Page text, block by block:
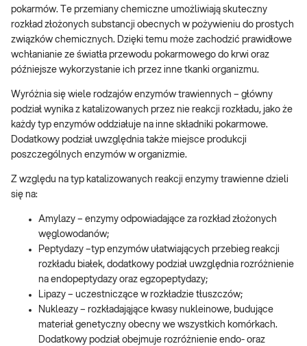
pokarmów. Te przemiany chemiczne umożliwiają skuteczny
rozkład złożonych substancji obecnych w pożywieniu do prostych
związków chemicznych. Dzięki temu może zachodzić prawidłowe
wchłanianie ze światła przewodu pokarmowego do krwi oraz
późniejsze wykorzystanie ich przez inne tkanki organizmu.
Wyróżnia się wiele rodzajów enzymów trawiennych – główny
podział wynika z katalizowanych przez nie reakcji rozkładu, jako że
każdy typ enzymów oddziałuje na inne składniki pokarmowe.
Dodatkowy podział uwzględnia także miejsce produkcji
poszczególnych enzymów w organizmie.
Z względu na typ katalizowanych reakcji enzymy trawienne dzieli
się na:
Amylazy – enzymy odpowiadające za rozkład złożonych
węglowodanów;
Peptydazy –typ enzymów ułatwiających przebieg reakcji
rozkładu białek, dodatkowy podział uwzględnia rozróżnienie
na endopeptydazy oraz egzopeptydazy;
Lipazy – uczestniczące w rozkładzie tłuszczów;
Nukleazy – rozkładająjące kwasy nukleinowe, budujące
materiał genetyczny obecny we wszystkich komórkach.
Dodatkowy podział obejmuje rozróżnienie endo- oraz